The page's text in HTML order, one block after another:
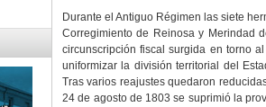
Durante el Antiguo Régimen las siete
Corregimiento de Reinosa y Merindad
circunscripción fiscal surgida en torno
uniformizar la división territorial del
Tras varios reajustes quedaron
24 de agosto de 1803 se suprimió la